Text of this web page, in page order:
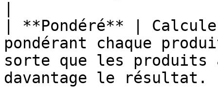
| **Pondéré** |
pondérant chaque
sorte que les produits
davantage le résultat.